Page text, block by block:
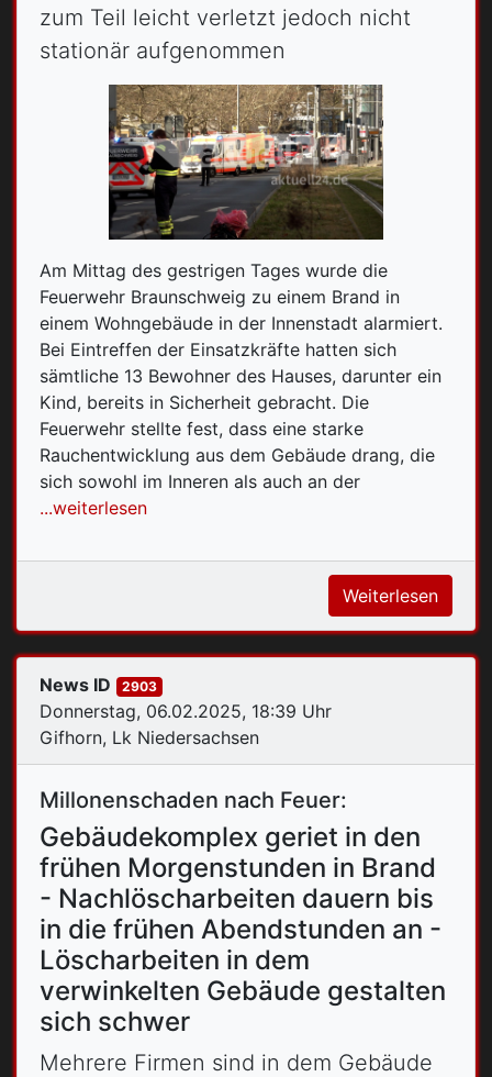
zum Teil leicht verletzt jedoch nicht
stationär aufgenommen
Am Mittag des gestrigen Tages wurde die
Feuerwehr Braunschweig zu einem Brand in
einem Wohngebäude in der Innenstadt alarmiert.
Bei Eintreffen der Einsatzkräfte hatten sich
sämtliche 13 Bewohner des Hauses, darunter ein
Kind, bereits in Sicherheit gebracht. Die
Feuerwehr stellte fest, dass eine starke
Rauchentwicklung aus dem Gebäude drang, die
sich sowohl im Inneren als auch an der
...weiterlesen
Weiterlesen
Donnerstag, 06.02.2025, 18:39 Uhr
Gifhorn, Lk Niedersachsen
News ID 2903
Millonenschaden nach Feuer:
Gebäudekomplex geriet in den
frühen Morgenstunden in Brand
- Nachlöscharbeiten dauern bis
in die frühen Abendstunden an -
Löscharbeiten in dem
verwinkelten Gebäude gestalten
sich schwer
Mehrere Firmen sind in dem Gebäude